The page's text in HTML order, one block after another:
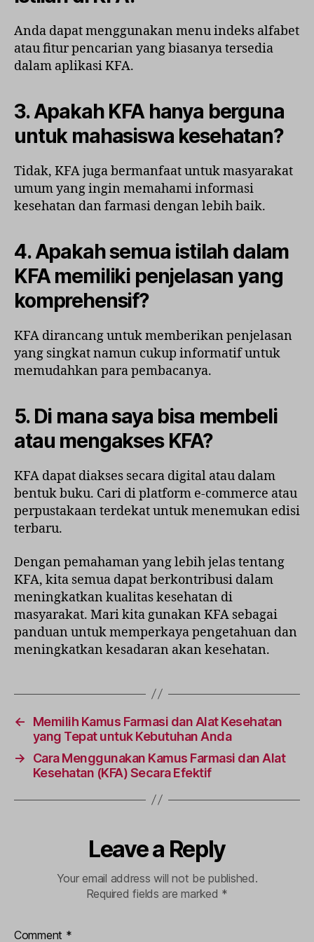
Anda dapat menggunakan menu indeks alfabet
atau fitur pencarian yang biasanya tersedia
dalam aplikasi KFA.
3. Apakah KFA hanya berguna
untuk mahasiswa kesehatan?
Tidak, KFA juga bermanfaat untuk masyarakat
umum yang ingin memahami informasi
kesehatan dan farmasi dengan lebih baik.
4. Apakah semua istilah dalam
KFA memiliki penjelasan yang
komprehensif?
KFA dirancang untuk memberikan penjelasan
yang singkat namun cukup informatif untuk
memudahkan para pembacanya.
5. Di mana saya bisa membeli
atau mengakses KFA?
KFA dapat diakses secara digital atau dalam
bentuk buku. Cari di platform e-commerce atau
perpustakaan terdekat untuk menemukan edisi
terbaru.
Dengan pemahaman yang lebih jelas tentang
KFA, kita semua dapat berkontribusi dalam
meningkatkan kualitas kesehatan di
masyarakat. Mari kita gunakan KFA sebagai
panduan untuk memperkaya pengetahuan dan
meningkatkan kesadaran akan kesehatan.
←
Memilih Kamus Farmasi dan Alat Kesehatan
yang Tepat untuk Kebutuhan Anda
→
Cara Menggunakan Kamus Farmasi dan Alat
Kesehatan (KFA) Secara Efektif
Leave a Reply
Your email address will not be published.
Required fields are marked *
Comment *